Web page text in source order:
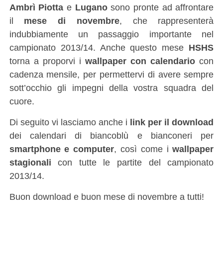
Ambrì Piotta e Luganosono pronte ad affrontare
il mese di novembre, che rappresenterà
indubbiamente un passaggio importante nel
campionato 2013/14. Anche questo mese HSHS
torna a proporvi iwallpaper con calendario con
cadenza mensile, per permettervi di avere sempre
sott’occhio gli impegni della vostra squadra del
cuore.
Di seguito vi lasciamo anche i link per il download
dei calendari di biancoblù e bianconeri per
smartphone e computer, così come iwallpaper
stagionali con tutte le partite del campionato
2013/14.
Buon download e buon mese di novembre a tutti!